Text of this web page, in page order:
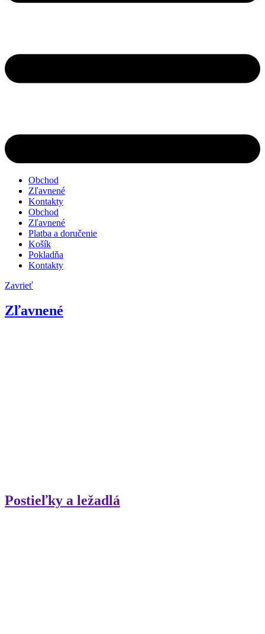
Obchod
Zľavnené
Kontakty
Obchod
Zľavnené
Platba a doručenie
Košík
Pokladňa
Kontakty
Zavrieť
Zľavnené
Postieľky a ležadlá